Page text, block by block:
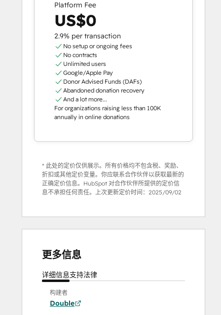
Platform Fee
US$0
2.9% per transaction
No setup or ongoing fees
No contracts
Unlimited users
Google/Apple Pay
Donor Advised Funds (DAFs)
Abandoned donation recovery
And a lot more...
For organizations raising less than 100K
annually in online donations
* 此处的定价仅供展示。所有价格均不包含税、奖励、
折扣或其他定价变量。你应联系合作伙伴以获取最新的
正确定价信息。HubSpot 对合作伙伴所提供的定价信
息不承担任何责任。上次更新定价时间： 2025/09/02
更多信息
详细信息支持法律
构建者
Double